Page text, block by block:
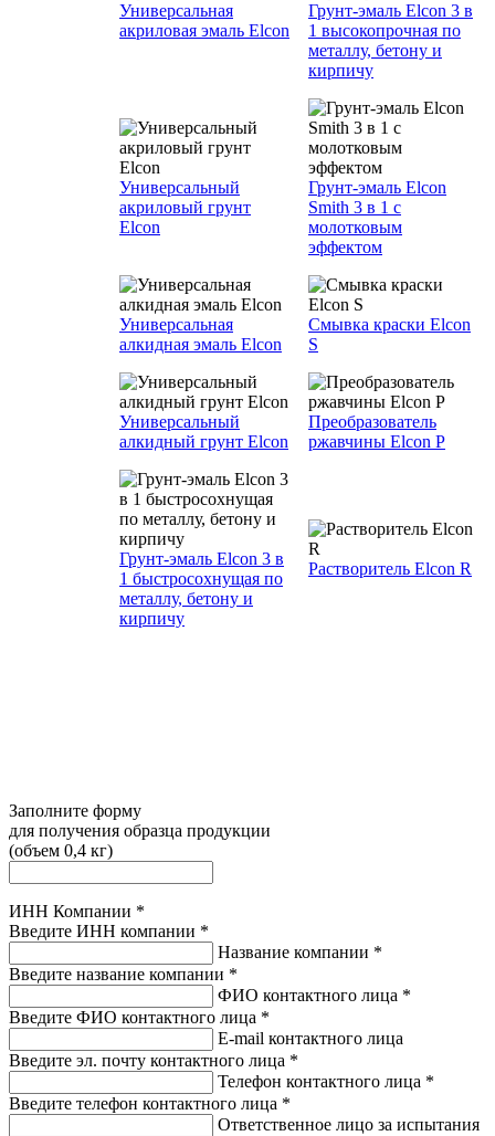
Универсальная
акриловая эмаль Elcon
Грунт-эмаль Elcon 3 в
1 высокопрочная по
металлу, бетону и
кирпичу
Универсальный
акриловый грунт
Elcon
Грунт-эмаль Elcon
Smith 3 в 1 с
молотковым
эффектом
Универсальная
алкидная эмаль Elcon
Смывка краски Elcon
S
Универсальный
алкидный грунт Elcon
Преобразователь
ржавчины Elcon P
Грунт-эмаль Elcon 3 в
1 быстросохнущая по
металлу, бетону и
кирпичу
Растворитель Elcon R
Заполните форму
для получения образца продукции
(объем 0,4 кг)
ИНН Компании *
Введите ИНН компании *
Название компании *
Введите название компании *
ФИО контактного лица *
Введите ФИО контактного лица *
E-mail контактного лица
Введите эл. почту контактного лица *
Телефон контактного лица *
Введите телефон контактного лица *
Ответственное лицо за испытания